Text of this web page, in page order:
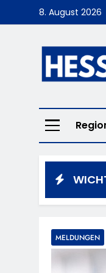
to
8. August 2026
MELDUNGEN